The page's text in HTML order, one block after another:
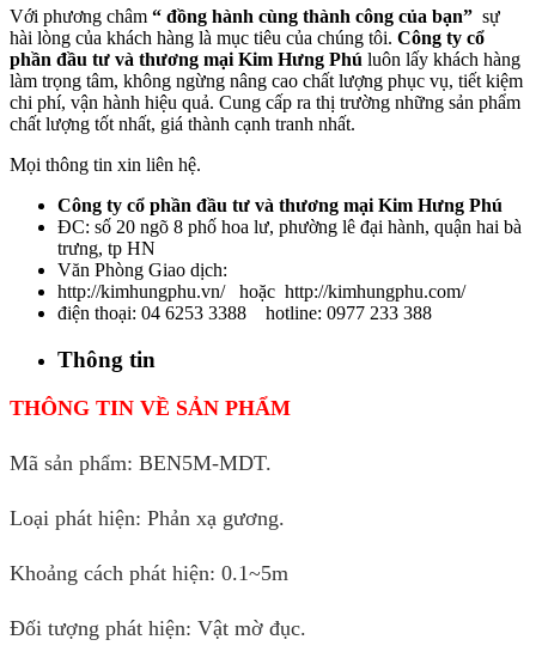
Với phương châm “ đồng hành cùng thành công của bạn” sự
hài lòng của khách hàng là mục tiêu của chúng tôi. Công ty cổ
phần đầu tư và thương mại Kim Hưng Phú luôn lấy khách hàng
làm trọng tâm, không ngừng nâng cao chất lượng phục vụ, tiết kiệm
chi phí, vận hành hiệu quả. Cung cấp ra thị trường những sản phẩm
chất lượng tốt nhất, giá thành cạnh tranh nhất.
Mọi thông tin xin liên hệ.
Công ty cổ phần đầu tư và thương mại Kim Hưng Phú
ĐC: số 20 ngõ 8 phố hoa lư, phường lê đại hành, quận hai bà
trưng, tp HN
Văn Phòng Giao dịch:
http://kimhungphu.vn/ hoặc http://kimhungphu.com/
điện thoại: 04 6253 3388 hotline: 0977 233 388
Thông tin
THÔNG TIN VỀ SẢN PHẨM
Mã sản phẩm: BEN5M-MDT.
Loại phát hiện: Phản xạ gương.
Khoảng cách phát hiện: 0.1~5m
Đối tượng phát hiện: Vật mờ đục.